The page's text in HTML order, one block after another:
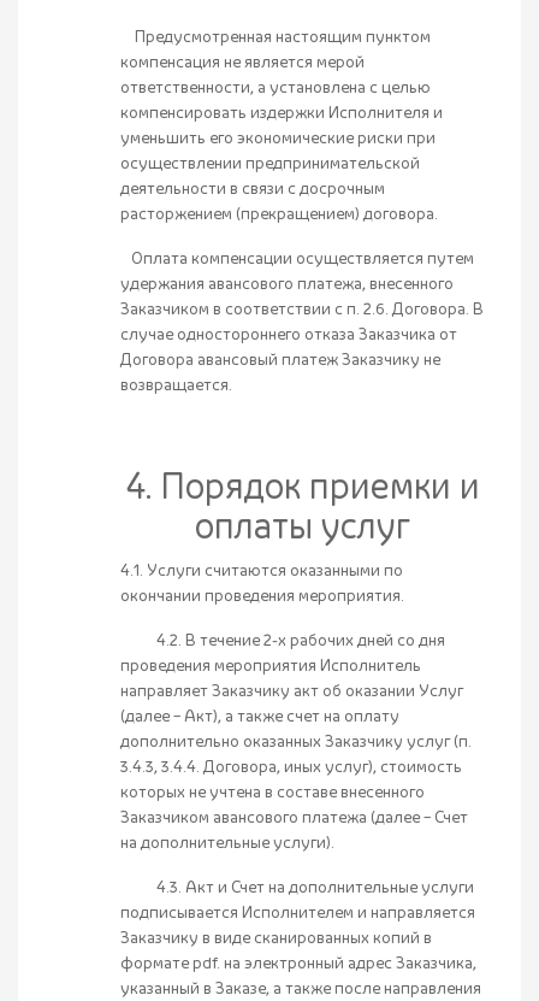
Предусмотренная настоящим пунктом
компенсация не является мерой
ответственности, а установлена с целью
компенсировать издержки Исполнителя и
уменьшить его экономические риски при
осуществлении предпринимательской
деятельности в связи с досрочным
расторжением (прекращением) договора.
Оплата компенсации осуществляется путем
удержания авансового платежа, внесенного
Заказчиком в соответствии с п. 2.6. Договора. В
случае одностороннего отказа Заказчика от
Договора авансовый платеж Заказчику не
возвращается.
4. Порядок приемки и
оплаты услуг
4.1. Услуги считаются оказанными по
окончании проведения мероприятия.
4.2. В течение 2-х рабочих дней со дня
проведения мероприятия Исполнитель
направляет Заказчику акт об оказании Услуг
(далее – Акт), а также счет на оплату
дополнительно оказанных Заказчику услуг (п.
3.4.3, 3.4.4. Договора, иных услуг), стоимость
которых не учтена в составе внесенного
Заказчиком авансового платежа (далее – Счет
на дополнительные услуги).
4.3. Акт и Счет на дополнительные услуги
подписывается Исполнителем и направляется
Заказчику в виде сканированных копий в
формате pdf. на электронный адрес Заказчика,
указанный в Заказе, а также после направления